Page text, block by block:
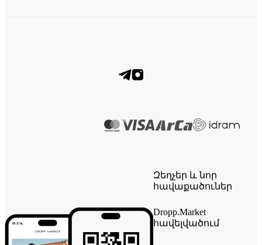
Զեղչեր և նոր
հավաքածուներ
Dropp.Market
հավելվածում